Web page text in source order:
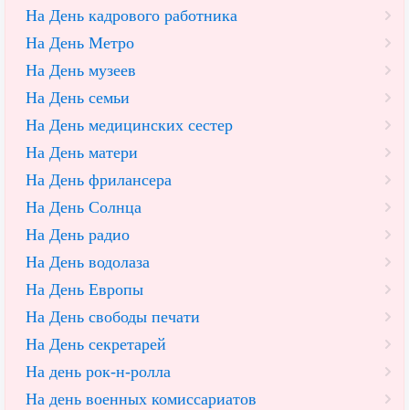
На День кадрового работника
На День Метро
На День музеев
На День семьи
На День медицинских сестер
На День матери
На День фрилансера
На День Солнца
На День радио
На День водолаза
На День Европы
На День свободы печати
На День секретарей
На день рок-н-ролла
На день военных комиссариатов